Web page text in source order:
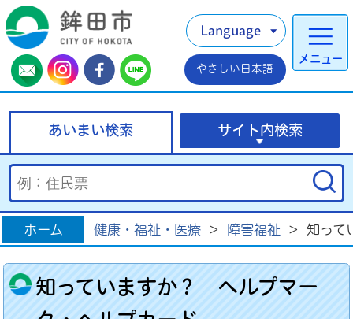
メニュー
Language
やさしい日本語
あいまい検索 サイト内検索
ホーム 健康・福祉・医療 > 障害福祉 > 知って
知っていますか？ ヘルプマー